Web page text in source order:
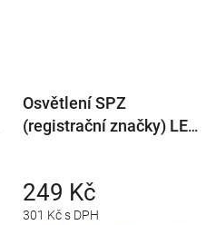
Osvětlení SPZ
(registrační značky) LED
301 Kč s DPH
249 Kč